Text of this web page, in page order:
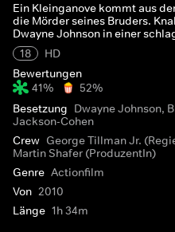
Ein Kleinganove kommt aus
die Mörder seines Bruders.
Dwayne Johnson in einer
18
HD
Bewertungen
41%
52%
Besetzung Dwayne Johnson,
Jackson-Cohen
Crew George Tillman Jr.
Martin Shafer (ProduzentIn)
Genre Actionfilm
Von 2010
Länge 1h 34m